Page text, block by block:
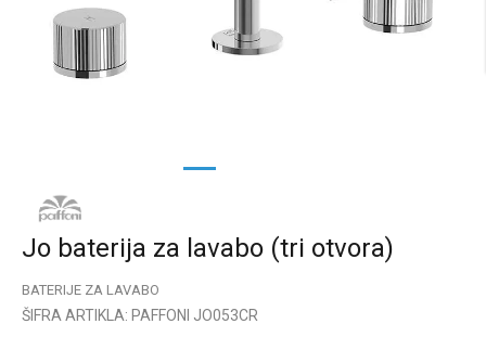
1
Jo baterija za lavabo (tri otvora)
BATERIJE ZA LAVABO
ŠIFRA ARTIKLA: PAFFONI JO053CR